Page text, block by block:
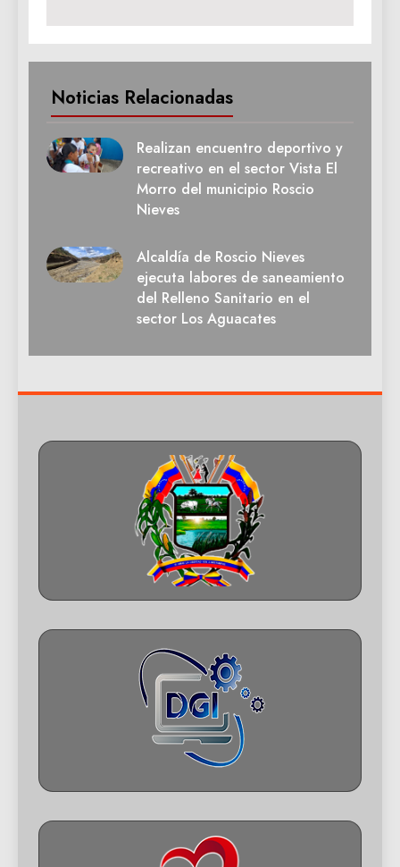
Noticias Relacionadas
Realizan encuentro deportivo y
recreativo en el sector Vista El
Morro del municipio Roscio
Nieves
Alcaldía de Roscio Nieves
ejecuta labores de saneamiento
del Relleno Sanitario en el
sector Los Aguacates